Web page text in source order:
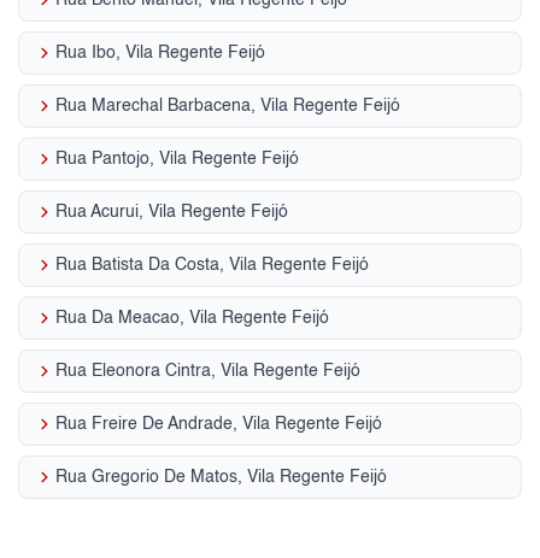
keyboard_arrow_right Rua Ibo, Vila Regente Feijó
keyboard_arrow_right Rua Marechal Barbacena, Vila Regente Feijó
keyboard_arrow_right Rua Pantojo, Vila Regente Feijó
keyboard_arrow_right Rua Acurui, Vila Regente Feijó
keyboard_arrow_right Rua Batista Da Costa, Vila Regente Feijó
keyboard_arrow_right Rua Da Meacao, Vila Regente Feijó
keyboard_arrow_right Rua Eleonora Cintra, Vila Regente Feijó
keyboard_arrow_right Rua Freire De Andrade, Vila Regente Feijó
keyboard_arrow_right Rua Gregorio De Matos, Vila Regente Feijó